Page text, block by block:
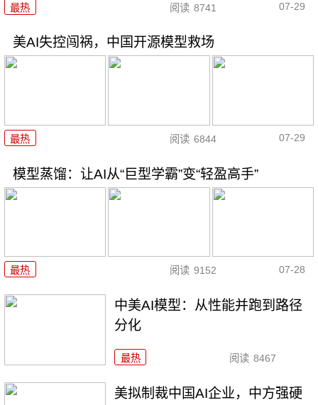
最热 阅读 8741 07-29
美AI失控闯祸，中国开源模型救场
最热 阅读 6844 07-29
模型蒸馏：让AI从“巨型学霸”变“轻盈高手”
最热 阅读 9152 07-28
中美AI模型：从性能并跑到路径
分化
最热 阅读 8467
美拟制裁中国AI企业，中方强硬